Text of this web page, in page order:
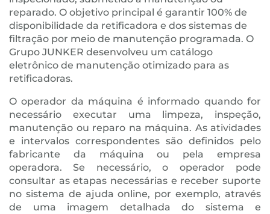
reparado. O objetivo principal é garantir 100% de
disponibilidade da retificadora e dos sistemas de
filtração por meio de manutenção programada. O
Grupo JUNKER desenvolveu um catálogo
eletrônico de manutenção otimizado para as
retificadoras.
O operador da máquina é informado quando for
necessário executar uma limpeza, inspeção,
manutenção ou reparo na máquina. As atividades
e intervalos correspondentes são definidos pelo
fabricante da máquina ou pela empresa
operadora. Se necessário, o operador pode
consultar as etapas necessárias e receber suporte
no sistema de ajuda online, por exemplo, através
de uma imagem detalhada do sistema e